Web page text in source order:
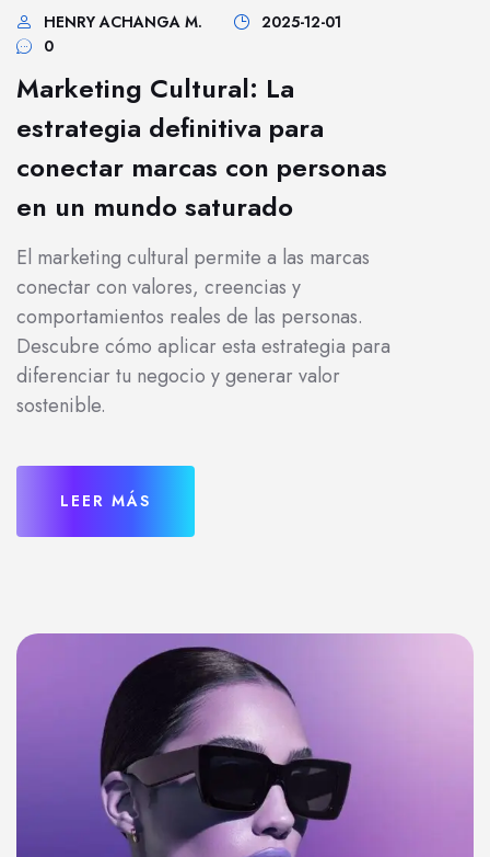
HENRY ACHANGA M.
2025-12-01
0
Marketing Cultural: La
estrategia definitiva para
conectar marcas con personas
en un mundo saturado
El marketing cultural permite a las marcas
conectar con valores, creencias y
comportamientos reales de las personas.
Descubre cómo aplicar esta estrategia para
diferenciar tu negocio y generar valor
sostenible.
LEER MÁS